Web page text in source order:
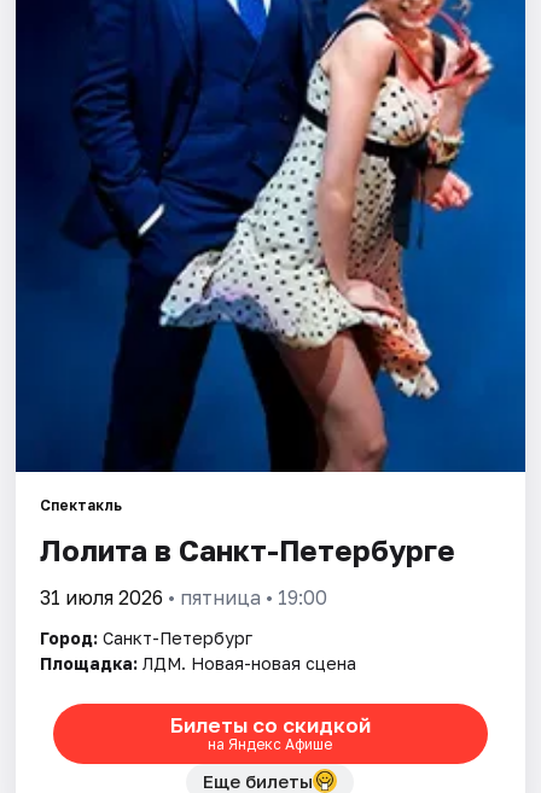
Города
Площадки
Артисты
Рейтинги
Спектакль
Лолита в Санкт-Петербурге
31 июля 2026 • пятница • 19:00
Город: Санкт-Петербург
Площадка: ЛДМ. Новая-новая сцена
Билеты со скидкой
на Яндекс Афише
Еще билеты